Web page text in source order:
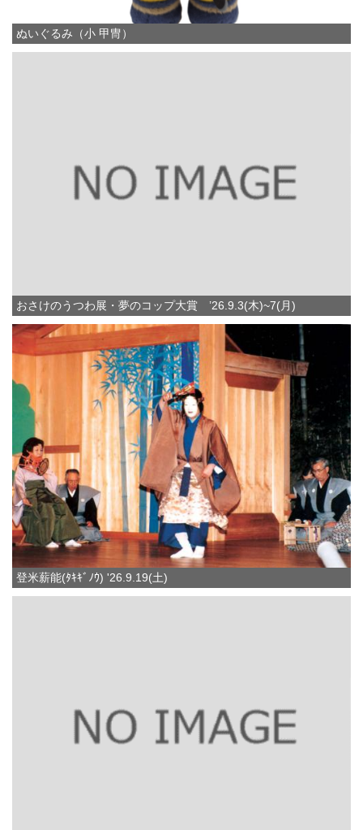
ぬいぐるみ（小 甲冑）
おさけのうつわ展・夢のコップ大賞 ’26.9.3(木)~7(月)
登米薪能(ﾀｷｷﾞﾉｳ) '26.9.19(土)